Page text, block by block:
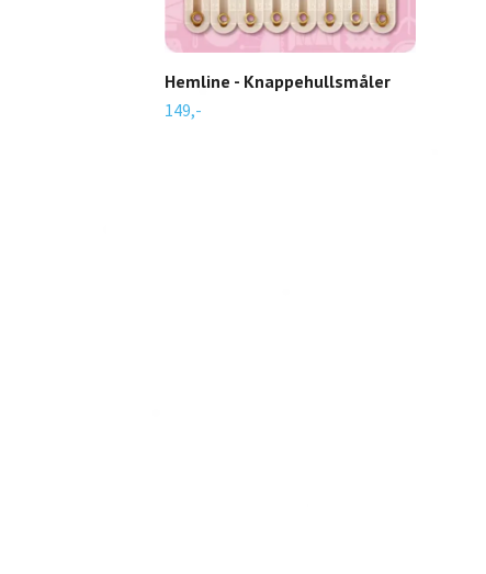
Hemline - Knappehullsmåler
149,-